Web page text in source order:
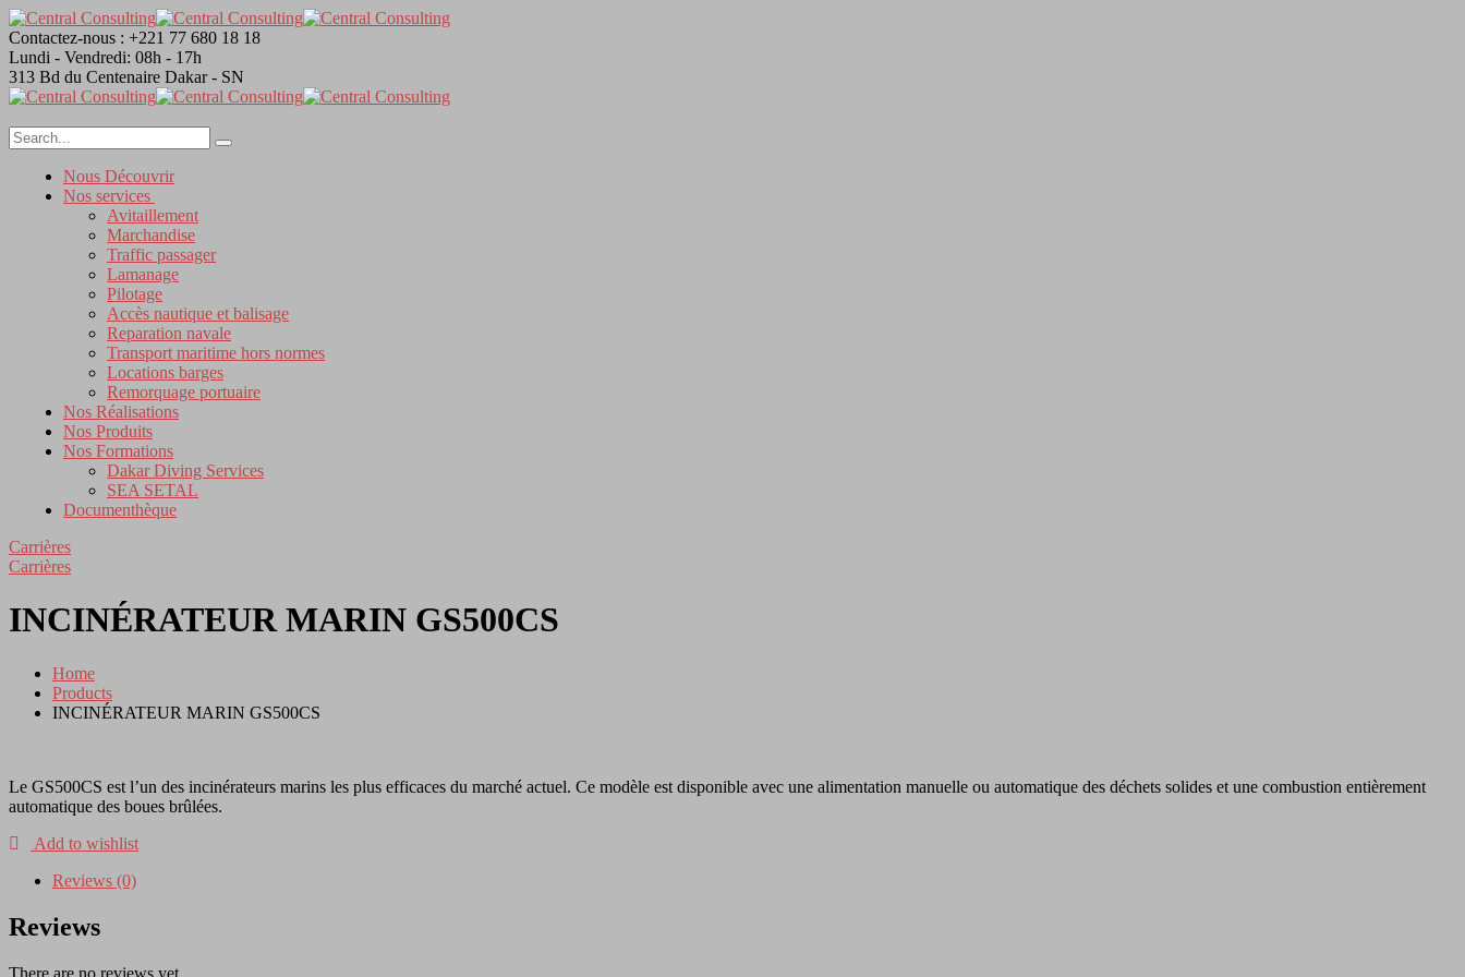
Contactez-nous : +221 77 680 18 18
Lundi - Vendredi: 08h - 17h
313 Bd du Centenaire Dakar - SN
Nous Découvrir
Nos services
Avitaillement
Marchandise
Traffic passager
Lamanage
Pilotage
Accès nautique et balisage
Reparation navale
Transport maritime hors normes
Locations barges
Remorquage portuaire
Nos Réalisations
Nos Produits
Nos Formations
Dakar Diving Services
SEA SETAL
Documenthèque
Carrières
Carrières
INCINÉRATEUR MARIN GS500CS
Home
Products
INCINÉRATEUR MARIN GS500CS
Le GS500CS est l’un des incinérateurs marins les plus efficaces du marché actuel. Ce modèle est disponible avec une alimentation manuelle ou automatique des déchets solides et une combustion entièrement
automatique des boues brûlées.
Add to wishlist
Reviews (0)
Reviews
There are no reviews yet.